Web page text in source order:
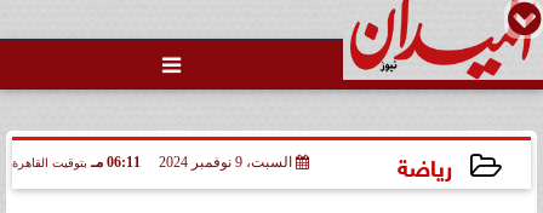

رياضة السبت، 9 نوفمبر 2024 06:11 مـ بتوقيت القاهرة